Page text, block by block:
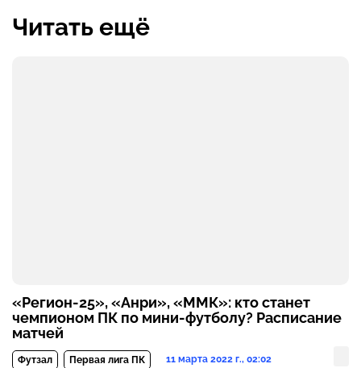
Читать ещё
«Регион-25», «Анри», «ММК»: кто станет
чемпионом ПК по мини-футболу? Расписание
матчей
Футзал Первая лига ПК 11 марта 2022 г., 02:02